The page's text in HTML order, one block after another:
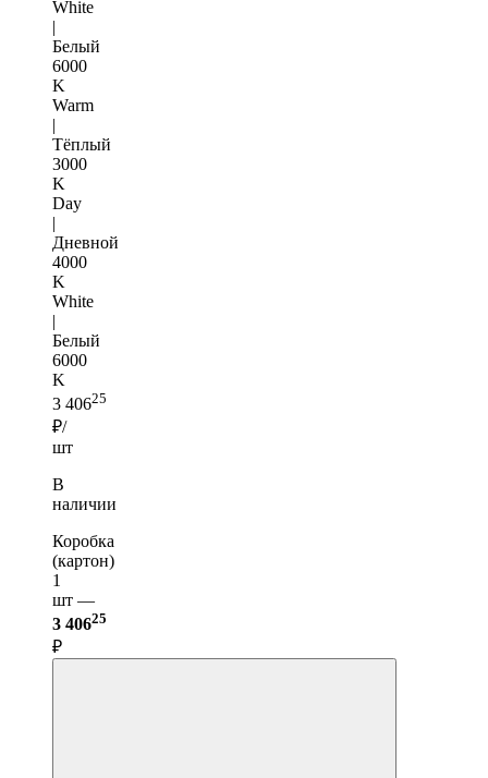
White
|
Белый
6000
K
Warm
|
Тёплый
3000
K
Day
|
Дневной
4000
K
White
|
Белый
6000
K
3 40625
₽/
шт
В
наличии
Коробка
(картон)
1
шт —
3 40625
₽